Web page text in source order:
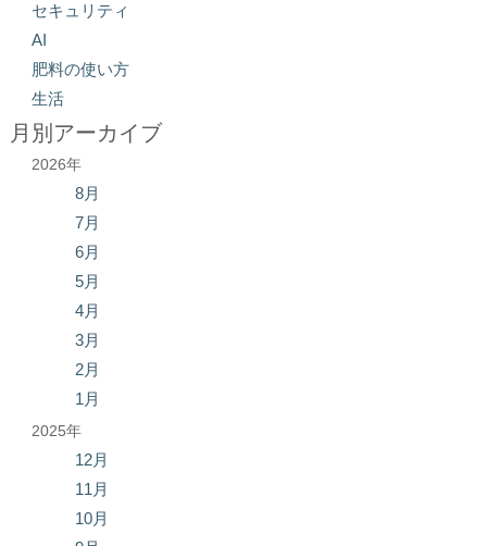
セキュリティ
AI
肥料の使い方
生活
月別アーカイブ
2026年
8月
7月
6月
5月
4月
3月
2月
1月
2025年
12月
11月
10月